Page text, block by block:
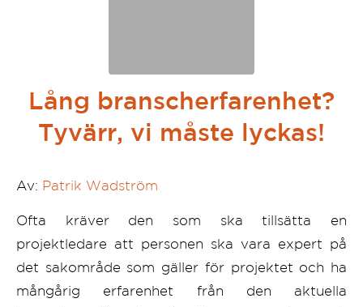
Lång branscherfarenhet?
Tyvärr, vi måste lyckas!
Av: Patrik Wadström
Ofta kräver den som ska tillsätta en
projektledare att personen ska vara expert på
det sakområde som gäller för projektet och ha
mångårig erfarenhet från den aktuella